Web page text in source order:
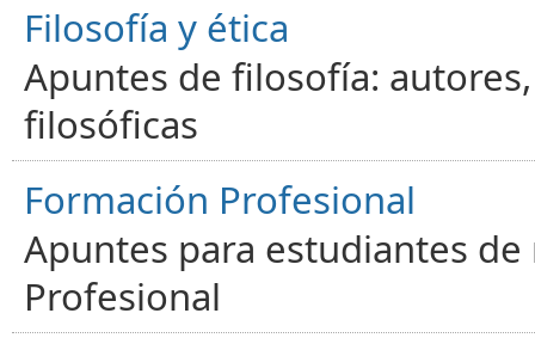
Filosofía y ética
Apuntes de filosofía:
filosóficas
Formación Profesional
Apuntes para estudiantes
Profesional